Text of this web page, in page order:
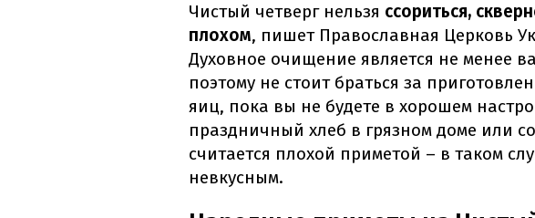
Чистый четверг нельзя ссориться,
плохом, пишет Православная Церковь
Духовное очищение является не менее
поэтому не стоит браться за
яиц, пока вы не будете в хорошем
праздничный хлеб в грязном доме или
считается плохой приметой – в таком
невкусным.